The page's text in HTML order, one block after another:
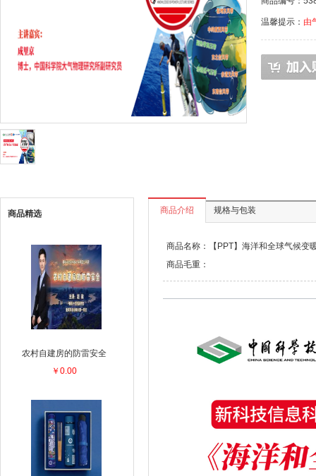
温馨提示： 由
商品精选
农村自建房的防雷安全
￥0.00
商品介绍 规格与包装
商品名称：【PPT】海洋和全球气候变
商品毛重：